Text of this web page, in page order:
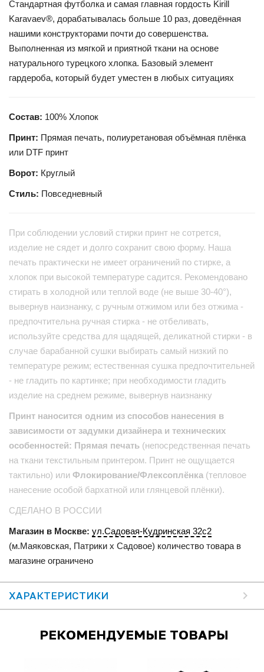
Стандартная футболка и самая главная гордость Kirill
Karavaev®, дорабатывалась больше 10 раз, доведённая
нашими конструкторами почти до совершенства.
Выполненная из мягкой и приятной ткани на основе
натурального турецкого хлопка. Базовый элемент
гардероба, который будет уместен в любых ситуациях
Состав: 100% Хлопок
Принт: Прямая печать, полиуретановая объёмная плёнка
или DTF принт
Ворот: Круглый
Стиль: Повседневный
При соблюдении условий стирки принт не сотрется,
изделие не сядет и долго сохранит свою форму. Наша
печать практически не имеет ограничений по стирке, а
хлопок при высокой температуре садится. Рекомендовано
стирать в холодной или теплой воде (не выше 30-40°),
вывернув наизнанку, с ручным отжимом или без отжима -
предпочтительна ручная стирка - не отбеливать,
используйте средства для щадящей, деликатной стирки - в
случае барабанной сушки выбирать самый низкий по
температуре режим; естественная сушка предпочтительней
- не гладить по картинке; при необходимости гладить
изделие на среднем режиме, вывернув наизнанку
Принт наносится одним из способов нанесения в
зависимости от задумки дизайнера и технических
особенностей: Прямая печать (непосредственная печать
на ткани текстильным принтером. Принт не ощущается
тактильно) или Флокирование/Флексоплёнка (тепловое
нанесение особой бархатной или глянцевой плёнки).
СДЕЛАНО В РОССИИ
Магазин в Москве: ул.Садовая-Кудринская 32с2
(м.Маяковская, Патрики x Садовое) количество товара в
магазине ограничено
ХАРАКТЕРИСТИКИ
РЕКОМЕНДУЕМЫЕ ТОВАРЫ